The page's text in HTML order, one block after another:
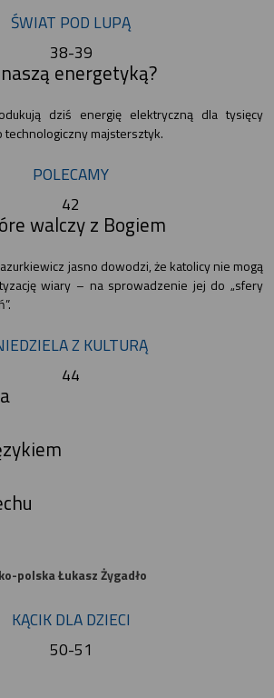
ŚWIAT POD LUPĄ
38-39
energetyką?
dziś energię elektryczną dla tysięcy
majstersztyk.
POLECAMY
42
walczy z Bogiem
jasno dowodzi, że katolicy nie mogą
wiary – na sprowadzenie jej do „sfery
Z KULTURĄ
44
polska Łukasz Żygadło
KĄCIK DLA DZIECI
50-51